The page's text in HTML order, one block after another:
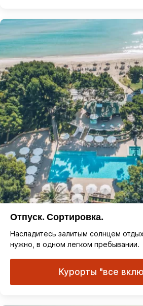
Отпуск. Сортировка.
Насладитесь залитым солнцем
нужно, в одном легком пребывании.
Курорты "все